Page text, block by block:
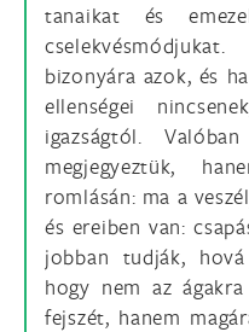
tanaikat és
bizonyára azok, és
ellenségei
igazságtól.
megjegyeztük,
romlásán: ma a
és ereiben van:
jobban tudják,
hogy nem az
fejszét, hanem